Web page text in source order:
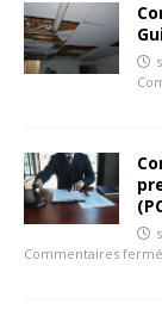
Commentaires